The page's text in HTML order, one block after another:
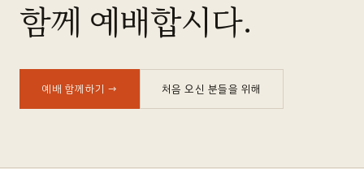
함께 예배합시다.
예배 함께하기 → 처음 오신 분들을 위해